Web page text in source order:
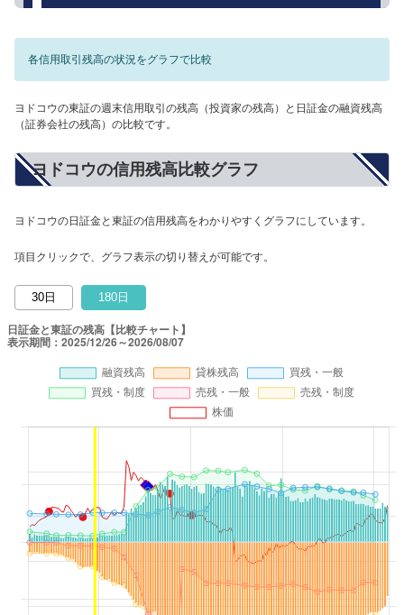
各信用取引残高の状況をグラフで比較
ヨドコウの東証の週末信用取引の残高（投資家の残高）と日証金の融資残高
（証券会社の残高）の比較です。
ヨドコウの信用残高比較グラフ
ヨドコウの日証金と東証の信用残高をわかりやすくグラフにしています。
項目クリックで、グラフ表示の切り替えが可能です。
30日 180日